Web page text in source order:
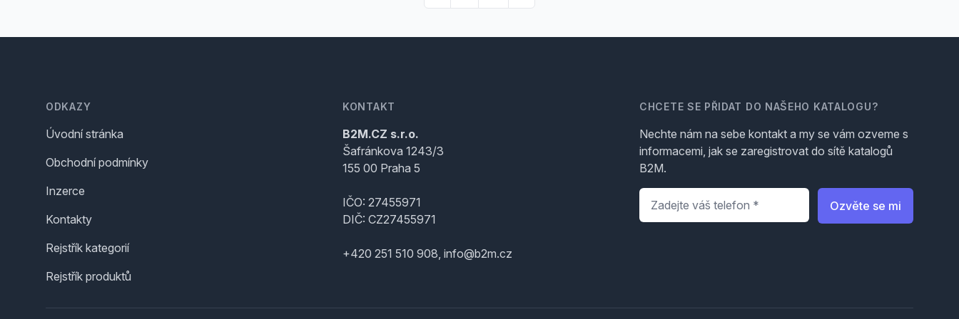
ODKAZY
Úvodní stránka
Obchodní podmínky
Inzerce
Kontakty
Rejstřík kategorií
Rejstřík produktů
KONTAKT
B2M.CZ s.r.o.
Šafránkova 1243/3
155 00 Praha 5
IČO: 27455971
DIČ: CZ27455971
+420 251 510 908, info@b2m.cz
CHCETE SE PŘIDAT DO NAŠEHO KATALOGU?
Nechte nám na sebe kontakt a my se vám ozveme s
informacemi, jak se zaregistrovat do sítě katalogů
B2M.
Telefon
Ozvěte se mi